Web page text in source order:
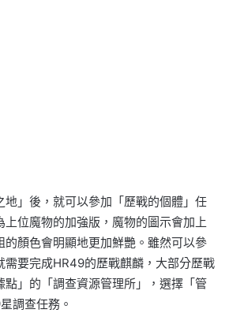
地」後，就可以參加「歷戰的個體」任
上位魔物的加強版，魔物的圖示會加上
的顏色會明顯地更加鮮艷。雖然可以參
需要完成HR49的歷戰麒麟，大部分歷戰
點」的「調查資源管理所」，選擇「管
調查任務。